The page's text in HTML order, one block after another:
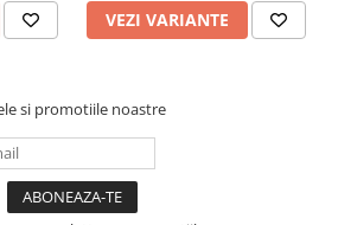
VEZI VARIANTE
si promotiile noastre